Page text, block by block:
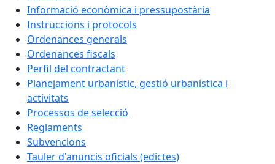
Informació econòmica i pressupostària
Instruccions i protocols
Ordenances generals
Ordenances fiscals
Perfil del contractant
Planejament urbanístic, gestió urbanística i
activitats
Processos de selecció
Reglaments
Subvencions
Tauler d'anuncis oficials (edictes)